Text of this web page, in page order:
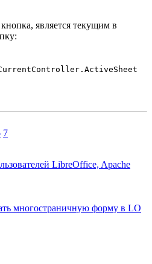
является текущим в
7
LibreOffice, Apache
многостраничную форму в LO